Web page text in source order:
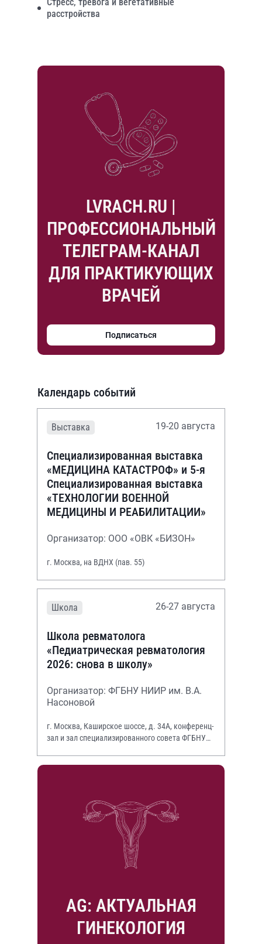
расстройства
LVRACH.RU |
ПРОФЕССИОНАЛЬНЫЙ
ТЕЛЕГРАМ-КАНАЛ
ДЛЯ ПРАКТИКУЮЩИХ
ВРАЧЕЙ
Подписаться
Календарь событий
Выставка 19-20 августа
Специализированная выставка
«МЕДИЦИНА КАТАСТРОФ» и 5-я
Специализированная выставка
«ТЕХНОЛОГИИ ВОЕННОЙ
МЕДИЦИНЫ И РЕАБИЛИТАЦИИ»
Организатор: ООО «ОВК «БИЗОН»
г. Москва, на ВДНХ (пав. 55)
Школа 26-27 августа
Школа ревматолога
«Педиатрическая ревматология
2026: снова в школу»
Организатор: ФГБНУ НИИР им. В.А.
Насоновой
г. Москва, Каширское шоссе, д. 34А, конференц-
зал и зал специализированного совета ФГБНУ
AG: АКТУАЛЬНАЯ
ГИНЕКОЛОГИЯ